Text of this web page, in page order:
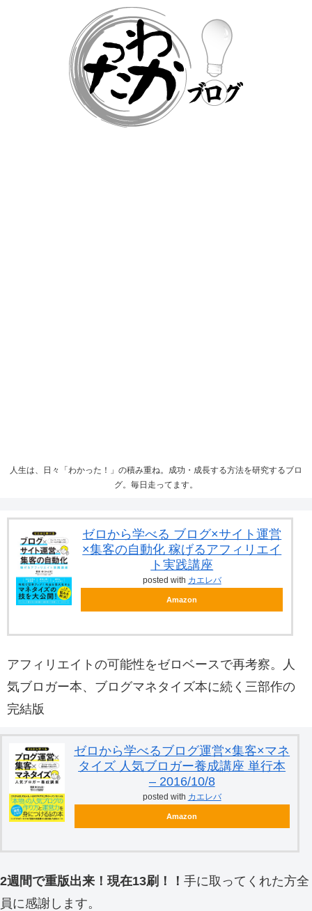
人生は、日々「わかった！」の積み重ね。成功・成長する方法を研究するブロ
グ。毎日走ってます。
ゼロから学べる ブログ×サイト運営
×集客の自動化 稼げるアフィリエイ
ト実践講座
posted with カエレバ
Amazon
アフィリエイトの可能性をゼロベースで再考察。人
気ブロガー本、ブログマネタイズ本に続く三部作の
完結版
ゼロから学べるブログ運営×集客×マネ
タイズ 人気ブロガー養成講座 単行本
– 2016/10/8
posted with カエレバ
Amazon
2週間で重版出来！現在13刷！！ 手に取ってくれた方全
員に感謝します。